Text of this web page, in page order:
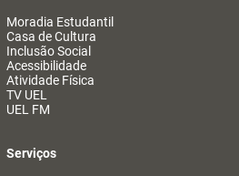
Moradia Estudantil
Casa de Cultura
Inclusão Social
Acessibilidade
Atividade Física
TV UEL
UEL FM
Serviços